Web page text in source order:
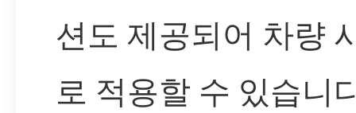
션도 제공되어 차량
로 적용할 수 있습니